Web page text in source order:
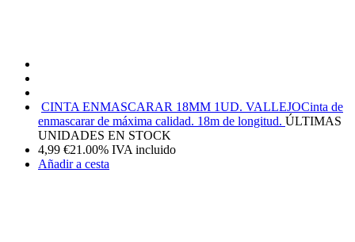
CINTA ENMASCARAR 18MM 1UD. VALLEJOCinta de
enmascarar de máxima calidad. 18m de longitud. ÚLTIMAS
UNIDADES EN STOCK
4,99 €21.00% IVA incluido
Añadir a cesta